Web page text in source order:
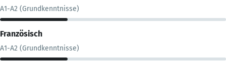
A1-A2 (Grundkenntnisse)
Französisch
A1-A2 (Grundkenntnisse)